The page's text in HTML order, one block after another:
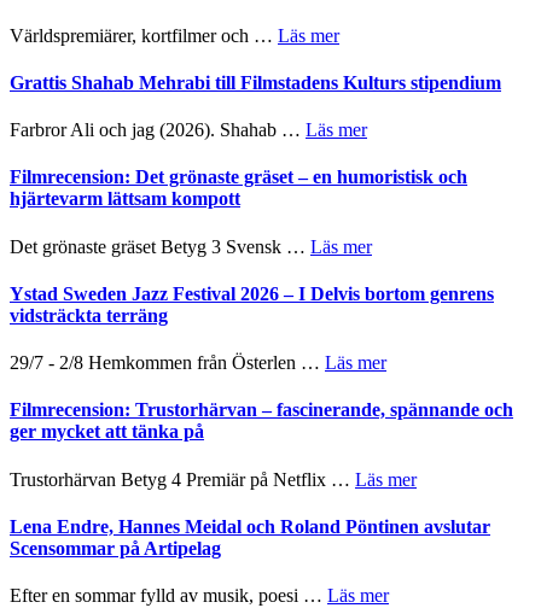
Världspremiärer, kortfilmer och … Läs merom
Out
19
titlar
filmprogram
Grattis Shahab Mehrabi till Filmstadens Kulturs stipendium
Farbror Ali och jag (2026). Shahab … Läs merom
Shahab
Kulturs
Filmrecension: Det grönaste gräset – en humoristisk och
hjärtevarm lättsam kompott
Det grönaste gräset Betyg 3 Svensk … Läs merom
Det
grönaste
en
och
kompott
Ystad Sweden Jazz Festival 2026 – I Delvis bortom genrens
vidsträckta terräng
29/7 - 2/8 Hemkommen från Österlen … Läs merom
Sweden
Jazz
–
Delvis
vidsträckta
Filmrecension: Trustorhärvan – fascinerande, spännande och
ger mycket att tänka på
Trustorhärvan Betyg 4 Premiär på Netflix … Läs merom
Trustorhärvan
Lena Endre, Hannes Meidal och Roland Pöntinen avslutar
Scensommar på Artipelag
Efter en sommar fylld av musik, poesi … Läs merom